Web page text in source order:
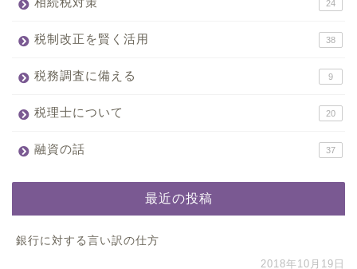
24
税制改正を賢く活用 38
税務調査に備える 9
税理士について 20
融資の話 37
最近の投稿
銀行に対する言い訳の仕方
2018年10月19日